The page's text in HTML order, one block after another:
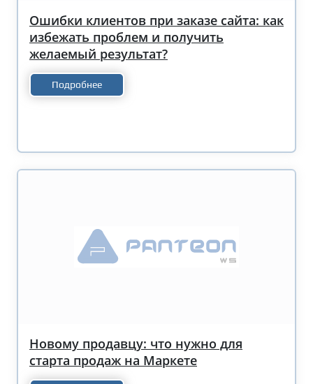
Ошибки клиентов при заказе сайта: как
избежать проблем и получить
желаемый результат?
Подробнее
Новому продавцу: что нужно для
старта продаж на Маркете